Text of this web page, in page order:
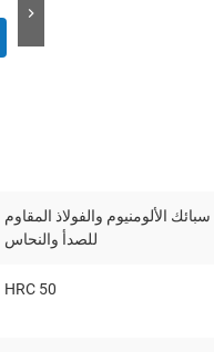
سبائك الألومنيوم والفولاذ المقاوم
للصدأ والنحاس
HRC 50